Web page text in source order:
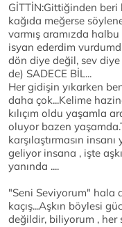
GİTTİN:Gittiğinden beri
kağıda meğerse
varmış aramızda
isyan ederdim
dön diye değil, sev
de) SADECE BİL...
Her gidişin yıkarken
daha çok...Kelime
kılıçım oldu yaşamla
oluyor bazen
karşılaştırmasın
geliyor insana , işte
yanında ....
"Seni Seviyorum" hala
kaçış...Aşkın böylesi
değildir, biliyorum , her